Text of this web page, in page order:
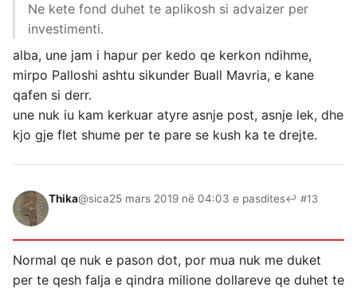
Ne kete fond duhet te aplikosh si advaizer per
investimenti.
alba, une jam i hapur per kedo qe kerkon ndihme,
mirpo Palloshi ashtu sikunder Buall Mavria, e kane
qafen si derr.
une nuk iu kam kerkuar atyre asnje post, asnje lek, dhe
kjo gje flet shume per te pare se kush ka te drejte.
Thika@sica25 mars 2019 në 04:03 e pasdites↩ #13
Normal qe nuk e pason dot, por mua nuk me duket
per te qesh falja e qindra milione dollareve qe duhet te